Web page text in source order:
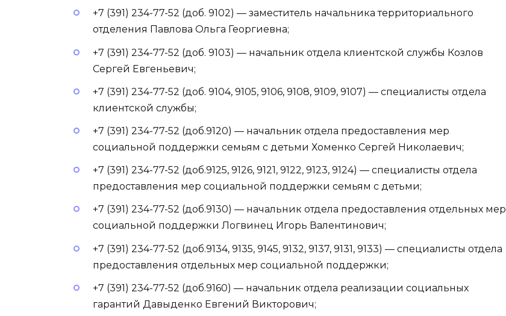
+7 (391) 234-77-52 (доб. 9102) — заместитель начальника территориального
отделения Павлова Ольга Георгиевна;
+7 (391) 234-77-52 (доб. 9103) — начальник отдела клиентской службы Козлов
Сергей Евгеньевич;
+7 (391) 234-77-52 (доб. 9104, 9105, 9106, 9108, 9109, 9107) — специалисты отдела
клиентской службы;
+7 (391) 234-77-52 (доб.9120) — начальник отдела предоставления мер
социальной поддержки семьям с детьми Хоменко Сергей Николаевич;
+7 (391) 234-77-52 (доб.9125, 9126, 9121, 9122, 9123, 9124) — специалисты отдела
предоставления мер социальной поддержки семьям с детьми;
+7 (391) 234-77-52 (доб.9130) — начальник отдела предоставления отдельных мер
социальной поддержки Логвинец Игорь Валентинович;
+7 (391) 234-77-52 (доб.9134, 9135, 9145, 9132, 9137, 9131, 9133) — специалисты отдела
предоставления отдельных мер социальной поддержки;
+7 (391) 234-77-52 (доб.9160) — начальник отдела реализации социальных
гарантий Давыденко Евгений Викторович;